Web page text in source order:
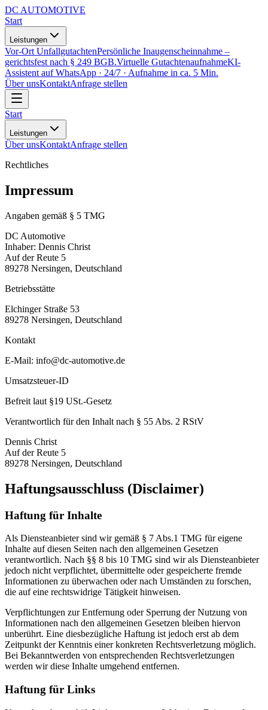
DC AUTOMOTIVE
Start
Leistungen
Vor-Ort UnfallgutachtenPersönliche Inaugenscheinnahme –
gerichtsfest nach § 249 BGB.Virtuelle GutachtenaufnahmeKI-
Assistent auf WhatsApp · 24/7 · Aufnahme in ca. 5 Min.
Über unsKontaktAnfrage stellen
Start
Leistungen
Über unsKontaktAnfrage stellen
Rechtliches
Impressum
Angaben gemäß § 5 TMG
DC Automotive
Inhaber: Dennis Christ
Auf der Reute 5
89278 Nersingen, Deutschland
Betriebsstätte
Elchinger Straße 53
89278 Nersingen, Deutschland
Kontakt
E-Mail: info@dc-automotive.de
Umsatzsteuer-ID
Befreit laut §19 USt.-Gesetz
Verantwortlich für den Inhalt nach § 55 Abs. 2 RStV
Dennis Christ
Auf der Reute 5
89278 Nersingen, Deutschland
Haftungsausschluss (Disclaimer)
Haftung für Inhalte
Als Diensteanbieter sind wir gemäß § 7 Abs.1 TMG für eigene
Inhalte auf diesen Seiten nach den allgemeinen Gesetzen
verantwortlich. Nach §§ 8 bis 10 TMG sind wir als Diensteanbieter
jedoch nicht verpflichtet, übermittelte oder gespeicherte fremde
Informationen zu überwachen oder nach Umständen zu forschen,
die auf eine rechtswidrige Tätigkeit hinweisen.
Verpflichtungen zur Entfernung oder Sperrung der Nutzung von
Informationen nach den allgemeinen Gesetzen bleiben hiervon
unberührt. Eine diesbezügliche Haftung ist jedoch erst ab dem
Zeitpunkt der Kenntnis einer konkreten Rechtsverletzung möglich.
Bei Bekanntwerden von entsprechenden Rechtsverletzungen
werden wir diese Inhalte umgehend entfernen.
Haftung für Links